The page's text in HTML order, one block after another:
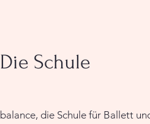
Die Schule
balance, die Schule für Ballett